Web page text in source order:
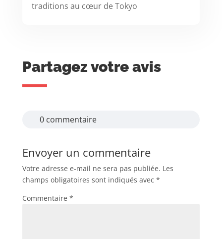
traditions au cœur de Tokyo
Partagez votre avis
0 commentaire
Envoyer un commentaire
Votre adresse e-mail ne sera pas publiée. Les
champs obligatoires sont indiqués avec *
Commentaire *